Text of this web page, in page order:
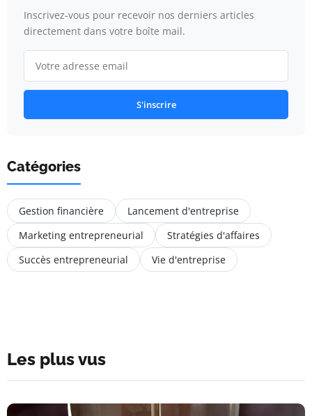
Inscrivez-vous pour recevoir nos derniers articles
directement dans votre boîte mail.
S'inscrire
Catégories
Gestion financière
Lancement d'entreprise
Marketing entrepreneurial
Stratégies d'affaires
Succès entrepreneurial
Vie d'entreprise
Les plus vus